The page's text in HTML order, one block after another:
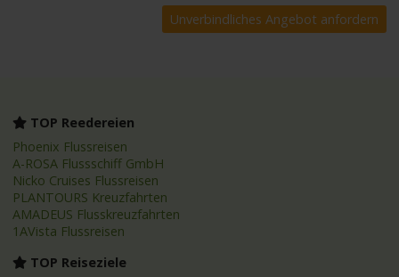
TOP Reedereien
Phoenix Flussreisen
A-ROSA Flussschiff GmbH
Nicko Cruises Flussreisen
PLANTOURS Kreuzfahrten
AMADEUS Flusskreuzfahrten
1AVista Flussreisen
TOP Reiseziele